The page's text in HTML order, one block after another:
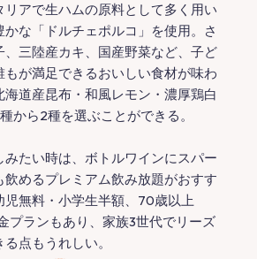
リアで生ハムの原料として多く用い
かな「ドルチェポルコ」を使用。さ
、三陸産カキ、国産野菜など、子ど
もが満足できるおいしい食材が味わ
海道産昆布・和風レモン・濃厚鶏白
から2種を選ぶことができる。
みたい時は、ボトルワインにスパー
飲めるプレミアム飲み放題がおすす
児無料・小学生半額、70歳以上
プランもあり、家族3世代でリーズ
点もうれしい。